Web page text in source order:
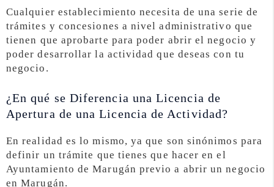
Cualquier establecimiento necesita de una serie de
trámites y concesiones a nivel administrativo que
tienen que aprobarte para poder abrir el negocio y
poder desarrollar la actividad que deseas con tu
negocio.
¿En qué se Diferencia una Licencia de
Apertura de una Licencia de Actividad?
En realidad es lo mismo, ya que son sinónimos para
definir un trámite que tienes que hacer en el
Ayuntamiento de Marugán previo a abrir un negocio
en Marugán.